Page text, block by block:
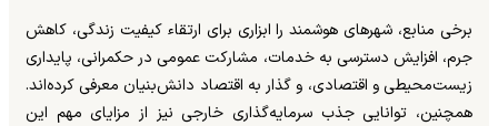
برخی منابع، شهرهای هوشمند را ابزاری برای ارتقاء کیفیت زندگی، کاهش
جرم، افزایش دسترسی به خدمات، مشارکت عمومی در حکمرانی، پایداری
زیست‌محیطی و اقتصادی، و گذار به اقتصاد دانش‌بنیان معرفی کرده‌اند.
همچنین، توانایی جذب سرمایه‌گذاری خارجی نیز از مزایای مهم این